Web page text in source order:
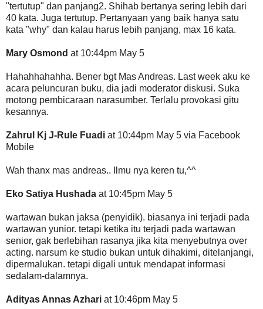
"tertutup" dan panjang2. Shihab bertanya sering lebih dari
40 kata. Juga tertutup. Pertanyaan yang baik hanya satu
kata "why" dan kalau harus lebih panjang, max 16 kata.
Mary Osmond at 10:44pm May 5
Hahahhahahha. Bener bgt Mas Andreas. Last week aku ke
acara peluncuran buku, dia jadi moderator diskusi. Suka
motong pembicaraan narasumber. Terlalu provokasi gitu
kesannya.
Zahrul Kj J-Rule Fuadi at 10:44pm May 5 via Facebook
Mobile
Wah thanx mas andreas.. Ilmu nya keren tu,^^
Eko Satiya Hushada at 10:45pm May 5
wartawan bukan jaksa (penyidik). biasanya ini terjadi pada
wartawan yunior. tetapi ketika itu terjadi pada wartawan
senior, gak berlebihan rasanya jika kita menyebutnya over
acting. narsum ke studio bukan untuk dihakimi, ditelanjangi,
dipermalukan. tetapi digali untuk mendapat informasi
sedalam-dalamnya.
Adityas Annas Azhari at 10:46pm May 5